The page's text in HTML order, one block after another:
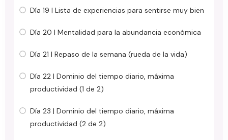
Día 19 | Lista de experiencias para sentirse muy bien
Día 20 | Mentalidad para la abundancia económica
Día 21 | Repaso de la semana (rueda de la vida)
Día 22 | Dominio del tiempo diario, máxima
productividad (1 de 2)
Día 23 | Dominio del tiempo diario, máxima
productividad (2 de 2)